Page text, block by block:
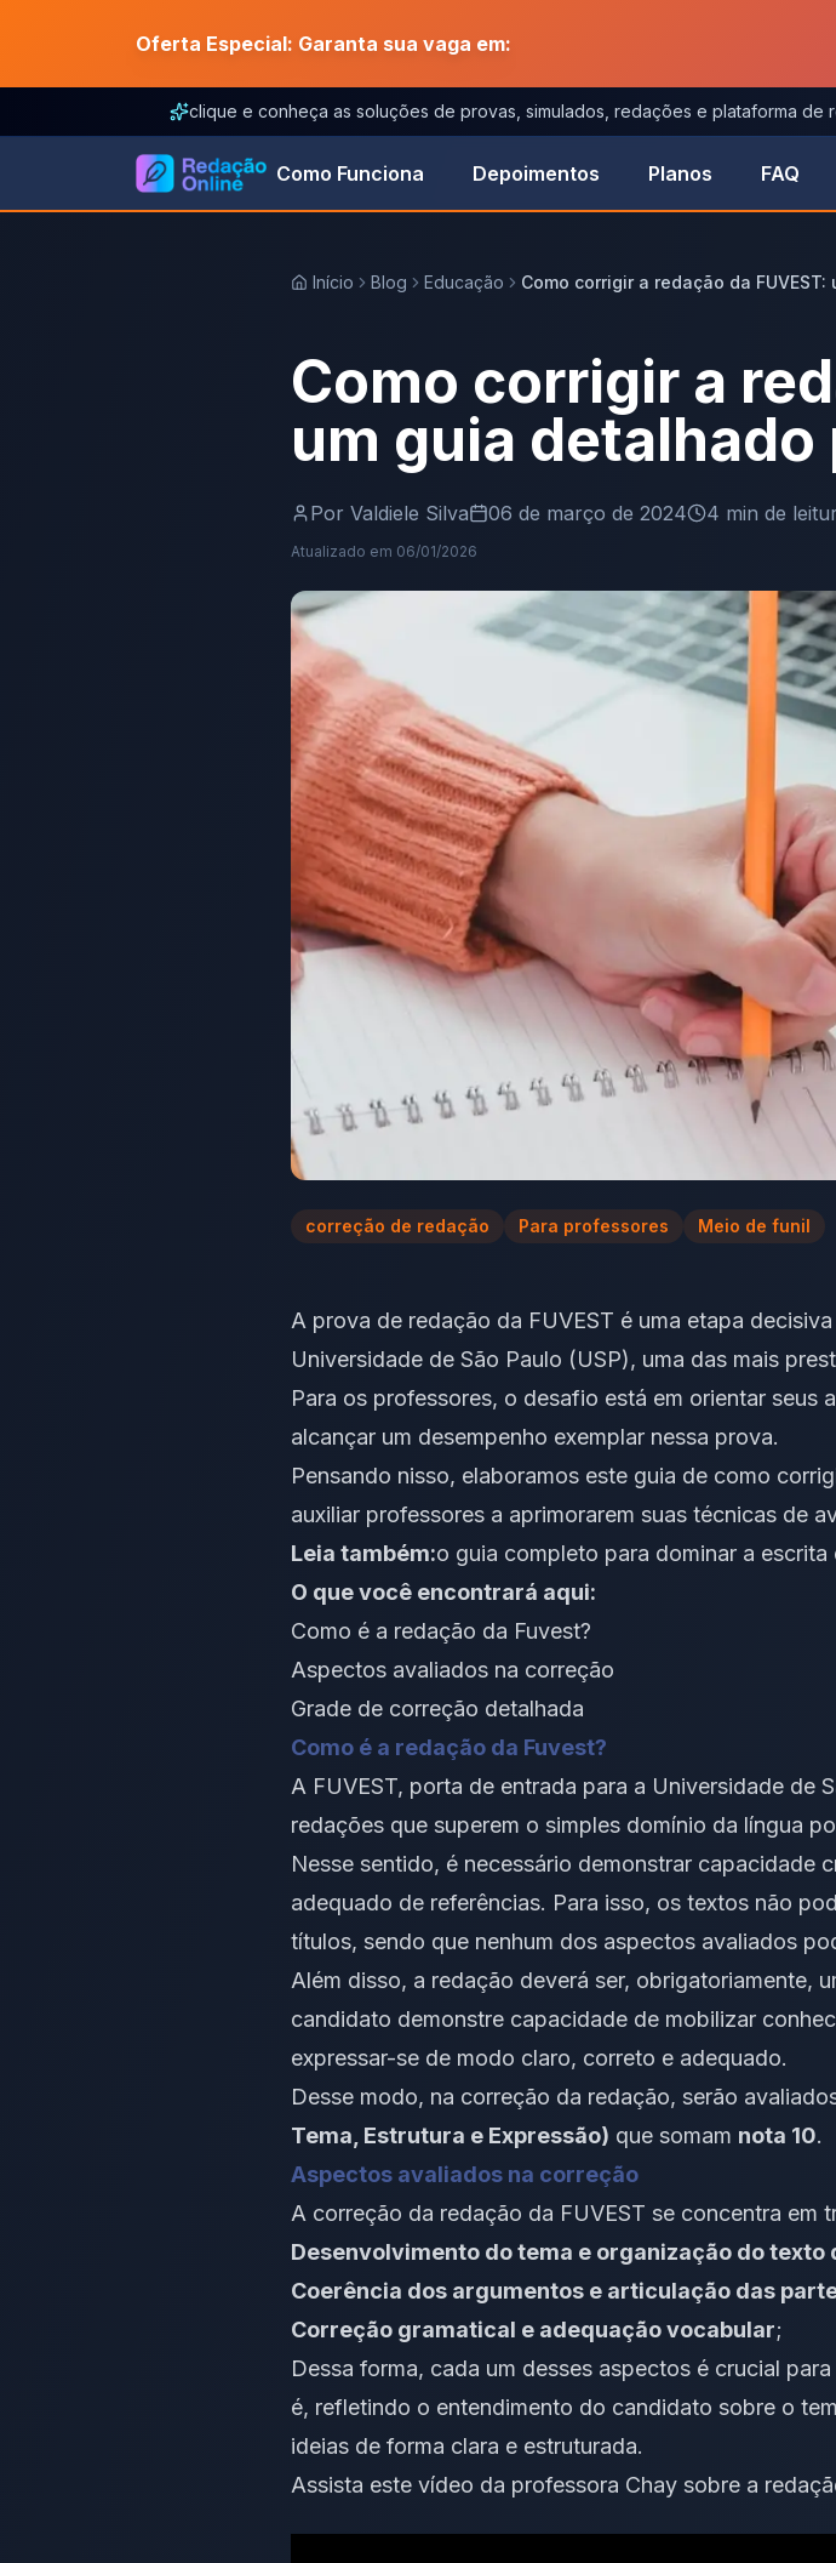
Oferta Especial: Garanta sua vaga em:
clique e conheça as soluções de provas, simulados, redações e plataforma de
Como Funciona Depoimentos Planos FAQ
Início Blog Educação Como corrigir a redação da
Como corrigir a
um guia
Por Valdiele Silva 06 de março de 2024 4 min de
Atualizado em 06/01/2026
correção de redação Para professores Meio de funil
A prova de redação da FUVEST é uma etapa
Universidade de São Paulo (USP), uma das mais
Para os professores, o desafio está em orientar seus
alcançar um desempenho exemplar nessa prova.
Pensando nisso, elaboramos este guia de como
auxiliar professores a aprimorarem suas técnicas de
Leia também:o guia completo para dominar a escrita
O que você encontrará aqui:
Como é a redação da Fuvest?
Aspectos avaliados na correção
Grade de correção detalhada
Como é a redação da Fuvest?
A FUVEST, porta de entrada para a Universidade de
redações que superem o simples domínio da língua
Nesse sentido, é necessário demonstrar capacidade
adequado de referências. Para isso, os textos não
títulos, sendo que nenhum dos aspectos avaliados
Além disso, a redação deverá ser, obrigatoriamente,
candidato demonstre capacidade de mobilizar
expressar-se de modo claro, correto e adequado.
Desse modo, na correção da redação, serão
Tema, Estrutura e Expressão) que somam nota 10.
Aspectos avaliados na correção
A correção da redação da FUVEST se concentra em
Desenvolvimento do tema e organização do
Coerência dos argumentos e articulação das
Correção gramatical e adequação vocabular;
Dessa forma, cada um desses aspectos é crucial
é, refletindo o entendimento do candidato sobre o
ideias de forma clara e estruturada.
Assista este vídeo da professora Chay sobre a